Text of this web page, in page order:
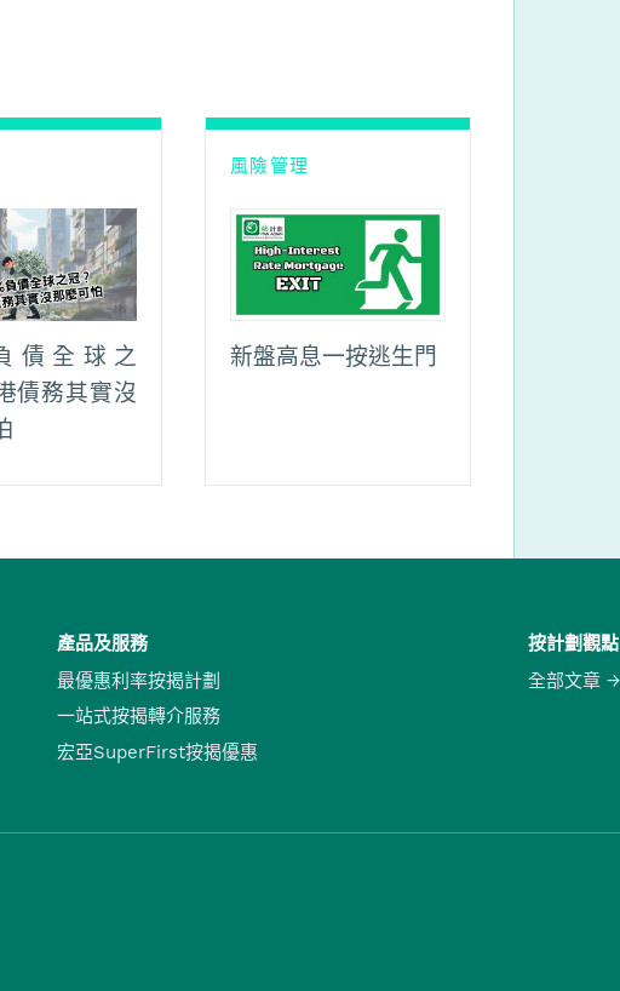
債全球之
債務其實沒
風險管理
新盤高息一按逃生門
產品及服務
最優惠利率按揭計劃
一站式按揭轉介服務
宏亞SuperFirst按揭優惠
按計劃觀點
全部文章